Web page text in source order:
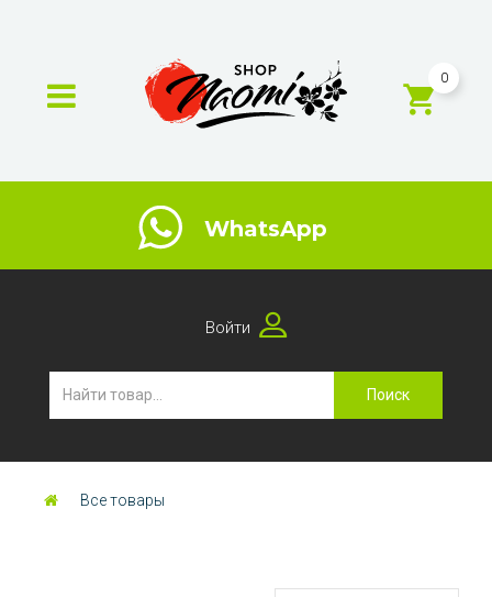
0
WhatsApp
Войти
Поиск
Все товары